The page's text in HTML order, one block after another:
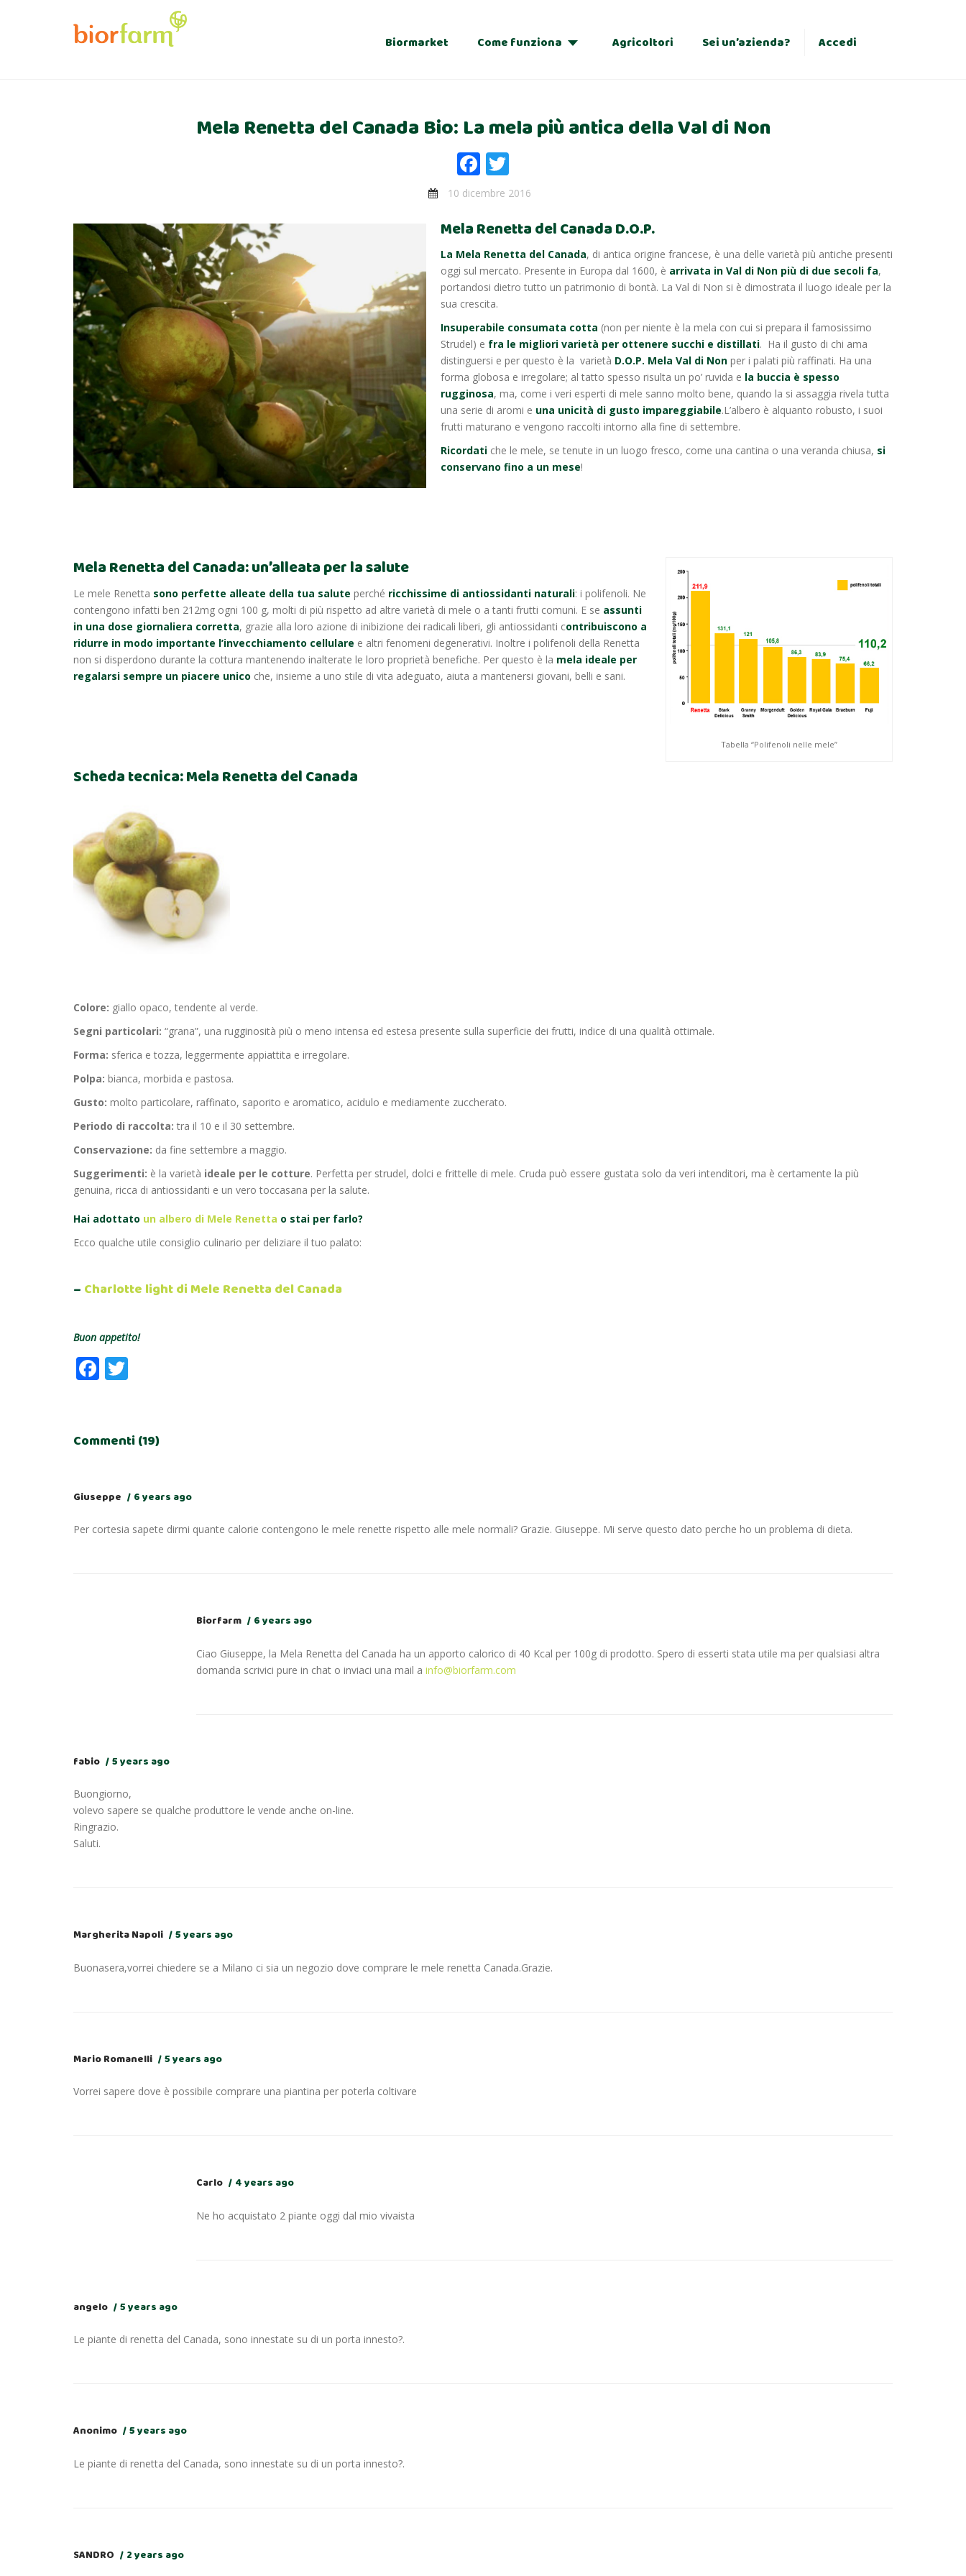
Biormarket Come funziona
Regalo
Agricoltori Sei un’azienda? Accedi
Mela Renetta del Canada Bio: La mela più antica della Val di Non
Facebook
10 dicembre 2016
Mela Renetta del Canada D.O.P.
La Mela Renetta del Canada, di antica origine francese, è una delle varietà più antiche presenti
oggi sul mercato. Presente in Europa dal 1600, è arrivata in Val di Non più di due secoli fa,
portandosi dietro tutto un patrimonio di bontà. La Val di Non si è dimostrata il luogo ideale per la
sua crescita.
Insuperabile consumata cotta (non per niente è la mela con cui si prepara il famosissimo
Strudel) e fra le migliori varietà per ottenere succhi e distillati. Ha il gusto di chi ama
distinguersi e per questo è la varietà D.O.P. Mela Val di Non per i palati più raffinati. Ha una
forma globosa e irregolare; al tatto spesso risulta un po’ ruvida e la buccia è spesso
rugginosa, ma, come i veri esperti di mele sanno molto bene, quando la si assaggia rivela tutta
una serie di aromi e una unicità di gusto impareggiabile.L’albero è alquanto robusto, i suoi
frutti maturano e vengono raccolti intorno alla fine di settembre.
Ricordati che le mele, se tenute in un luogo fresco, come una cantina o una veranda chiusa, si
conservano fino a un mese!
Tabella “Polifenoli nelle mele”
Mela Renetta del Canada: un’alleata per la salute
Le mele Renetta sono perfette alleate della tua salute perché ricchissime di antiossidanti naturali: i polifenoli. Ne
contengono infatti ben 212mg ogni 100 g, molti di più rispetto ad altre varietà di mele o a tanti frutti comuni. E se assunti
in una dose giornaliera corretta, grazie alla loro azione di inibizione dei radicali liberi, gli antiossidanti contribuiscono a
ridurre in modo importante l’invecchiamento cellulare e altri fenomeni degenerativi. Inoltre i polifenoli della Renetta
non si disperdono durante la cottura mantenendo inalterate le loro proprietà benefiche. Per questo è la mela ideale per
regalarsi sempre un piacere unico che, insieme a uno stile di vita adeguato, aiuta a mantenersi giovani, belli e sani.
Scheda tecnica: Mela Renetta del Canada
Colore: giallo opaco, tendente al verde.
Segni particolari: “grana”, una rugginosità più o meno intensa ed estesa presente sulla superficie dei frutti, indice di una qualità ottimale.
Forma: sferica e tozza, leggermente appiattita e irregolare.
Polpa: bianca, morbida e pastosa.
Gusto: molto particolare, raffinato, saporito e aromatico, acidulo e mediamente zuccherato.
Periodo di raccolta: tra il 10 e il 30 settembre.
Conservazione: da fine settembre a maggio.
Suggerimenti: è la varietà ideale per le cotture. Perfetta per strudel, dolci e frittelle di mele. Cruda può essere gustata solo da veri intenditori, ma è certamente la più
genuina, ricca di antiossidanti e un vero toccasana per la salute.
Hai adottato un albero di Mele Renetta o stai per farlo?
Ecco qualche utile consiglio culinario per deliziare il tuo palato:
–Charlotte light di Mele Renetta del Canada
Buon appetito!
Facebook
Commenti (19)
Giuseppe 6 years ago
Per cortesia sapete dirmi quante calorie contengono le mele renette rispetto alle mele normali? Grazie. Giuseppe. Mi serve questo dato perche ho un problema di dieta.
Biorfarm 6 years ago
Ciao Giuseppe, la Mela Renetta del Canada ha un apporto calorico di 40 Kcal per 100g di prodotto. Spero di esserti stata utile ma per qualsiasi altra
domanda scrivici pure in chat o inviaci una mail a info@biorfarm.com
fabio 5 years ago
Buongiorno,
volevo sapere se qualche produttore le vende anche on-line.
Ringrazio.
Saluti.
Margherita Napoli 5 years ago
Buonasera,vorrei chiedere se a Milano ci sia un negozio dove comprare le mele renetta Canada.Grazie.
Mario Romanelli 5 years ago
Vorrei sapere dove è possibile comprare una piantina per poterla coltivare
Carlo 4 years ago
Ne ho acquistato 2 piante oggi dal mio vivaista
angelo 5 years ago
Le piante di renetta del Canada, sono innestate su di un porta innesto?.
Anonimo 5 years ago
Le piante di renetta del Canada, sono innestate su di un porta innesto?.
SANDRO 2 years ago